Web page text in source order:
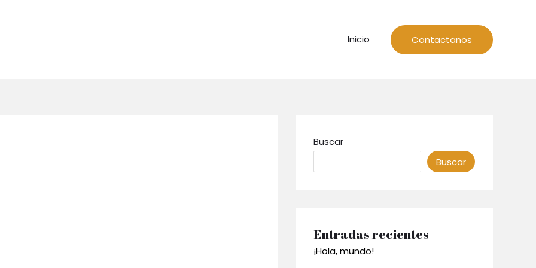
Inicio Contactanos
Buscar
Buscar
Entradas recientes
¡Hola, mundo!